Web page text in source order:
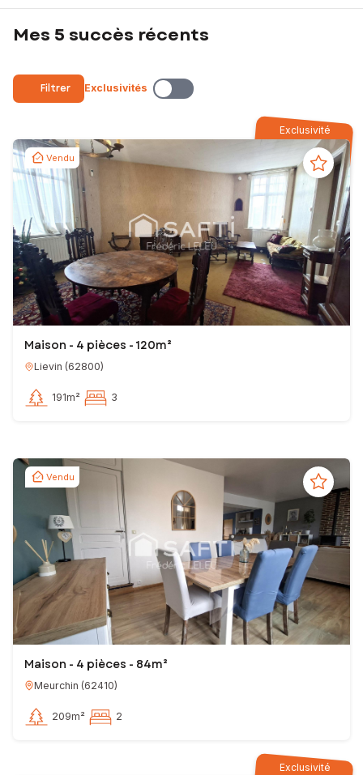
Mes 5 succès récents
Filtrer Exclusivités
Exclusivité
Vendu
Maison - 4 pièces - 120m²
Lievin (62800)
191m² 3
Vendu
Maison - 4 pièces - 84m²
Meurchin (62410)
209m² 2
Exclusivité